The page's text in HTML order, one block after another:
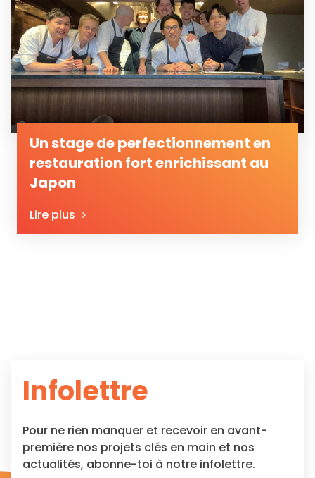
Un stage de perfectionnement en
restauration fort enrichissant au
Japon
Lire plus
Infolettre
Pour ne rien manquer et recevoir en avant-
première nos projets clés en main et nos
actualités, abonne-toi à notre infolettre.